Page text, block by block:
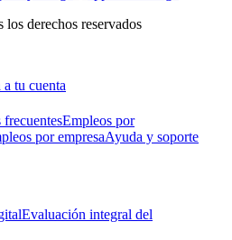
derechos reservados
a tu cuenta
frecuentesEmpleos por
por empresaAyuda y soporte
Evaluación integral del